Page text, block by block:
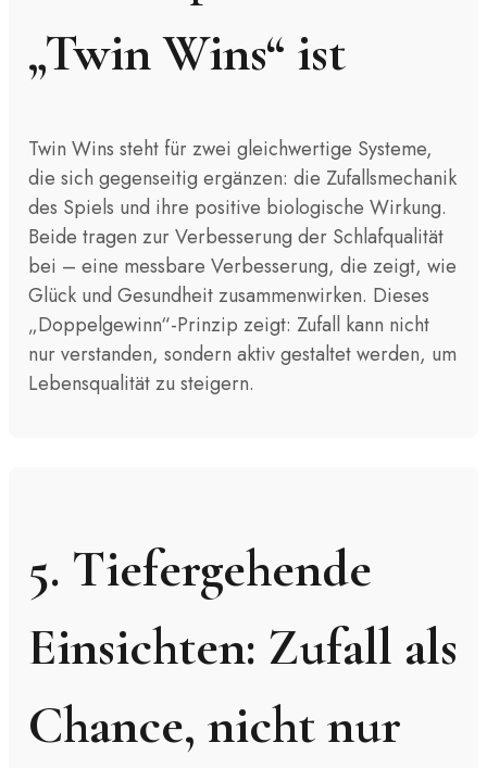
„Twin Wins“ ist
Twin Wins steht für zwei gleichwertige Systeme,
die sich gegenseitig ergänzen: die Zufallsmechanik
des Spiels und ihre positive biologische Wirkung.
Beide tragen zur Verbesserung der Schlafqualität
bei – eine messbare Verbesserung, die zeigt, wie
Glück und Gesundheit zusammenwirken. Dieses
„Doppelgewinn“-Prinzip zeigt: Zufall kann nicht
nur verstanden, sondern aktiv gestaltet werden, um
Lebensqualität zu steigern.
5. Tiefergehende
Einsichten: Zufall als
Chance, nicht nur